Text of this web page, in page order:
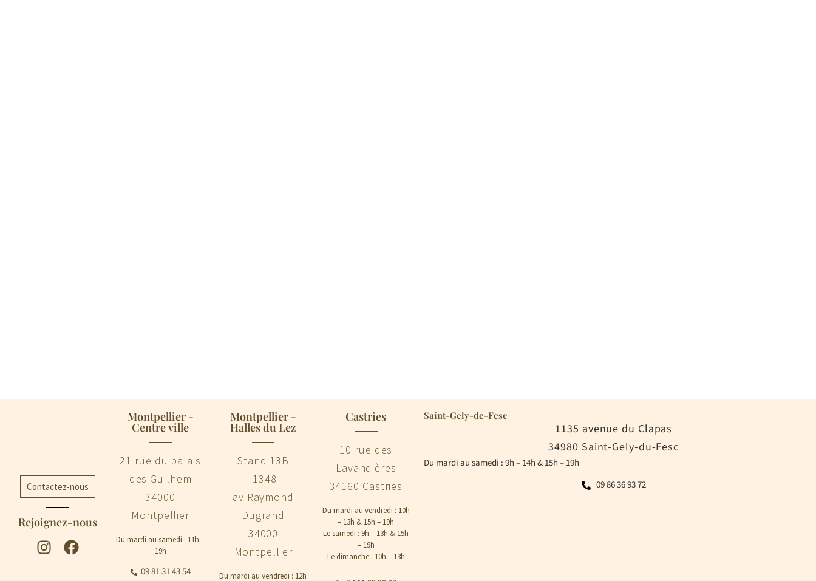
Contactez-nous
Rejoignez-nous
Montpellier -
Centre ville
21 rue du palais
des Guilhem
34000
Montpellier
Du mardi au samedi : 11h –
19h
09 81 31 43 54
Montpellier -
Halles du Lez
Stand 13B
1348
av Raymond
Dugrand
34000
Montpellier
Du mardi au vendredi : 12h
Castries
10 rue des
Lavandières
34160 Castries
Du mardi au vendredi : 10h
– 13h & 15h – 19h
Le samedi : 9h – 13h & 15h
– 19h
Le dimanche : 10h – 13h
Saint-Gely-de-Fesc
1135 avenue du Clapas
34980 Saint-Gely-du-Fesc
Du mardi au samedi : 9h – 14h & 15h – 19h
09 86 36 93 72